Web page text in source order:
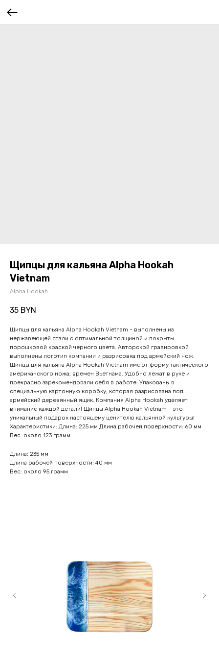
Щипцы для кальяна Alpha Hookah
Vietnam
Alpha Hookah
35 BYN
Щипцы для кальяна Alpha Hookah Vietnam - выполнены из
нержавеющей стали с оптимальной толщиной и покрыты
порошковой краской черного цвета. Авторской гравировкой
выполнены логотип компании и разрисовка под армейский нож.
Щипцы для кальяна Alpha Hookah Vietnam имеют форму тактического
американского ножа, времен Вьетнама. Удобно лежат в руке и
прекрасно зарекомендовали себя в работе. Упакованы в
специальную картонную коробку, которая разрисована под
армейский деревянный ящик. Компания Alpha Hookah уделяет
внимание каждой детали! Щипцы Alpha Hookah Vietnam - это
уникальный подарок настоящему ценителю кальянной культуры!
Характеристики: Длина: 225 мм Длина рабочей поверхности: 60 мм
Вес: около 123 грамм
Длина: 235 мм
Длина рабочей поверхности: 40 мм
Вес: около 95 грамм